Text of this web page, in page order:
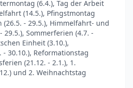
(6.4.), Tag der Arbeit
(14.5.), Pfingstmontag
(26.5. - 29.5.), Himmelfahrt- und
29.5.), Sommerferien (4.7. -
Einheit (3.10.),
- 30.10.), Reformationstag
(21.12. - 2.1.), 1.
und 2. Weihnachtstag